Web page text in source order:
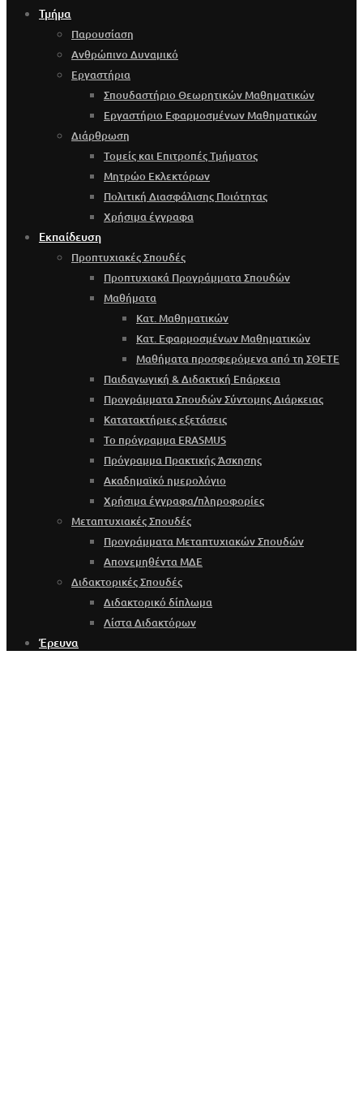
Τμήμα
Παρουσίαση
Ανθρώπινο Δυναμικό
Εργαστήρια
Σπουδαστήριο Θεωρητικών Μαθηματικών
Εργαστήριο Εφαρμοσμένων Μαθηματικών
Διάρθρωση
Τομείς και Επιτροπές Τμήματος
Μητρώο Εκλεκτόρων
Πολιτική Διασφάλισης Ποιότητας
Χρήσιμα έγγραφα
Εκπαίδευση
Προπτυχιακές Σπουδές
Προπτυχιακά Προγράμματα Σπουδών
Μαθήματα
Κατ. Μαθηματικών
Κατ. Εφαρμοσμένων Μαθηματικών
Μαθήματα προσφερόμενα από τη ΣΘΕΤΕ
Παιδαγωγική & Διδακτική Επάρκεια
Προγράμματα Σπουδών Σύντομης Διάρκειας
Κατατακτήριες εξετάσεις
Το πρόγραμμα ERASMUS
Πρόγραμμα Πρακτικής Άσκησης
Ακαδημαϊκό ημερολόγιο
Χρήσιμα έγγραφα/πληροφορίες
Μεταπτυχιακές Σπουδές
Προγράμματα Μεταπτυχιακών Σπουδών
Απονεμηθέντα ΜΔΕ
Διδακτορικές Σπουδές
Διδακτορικό δίπλωμα
Λίστα Διδακτόρων
Έρευνα